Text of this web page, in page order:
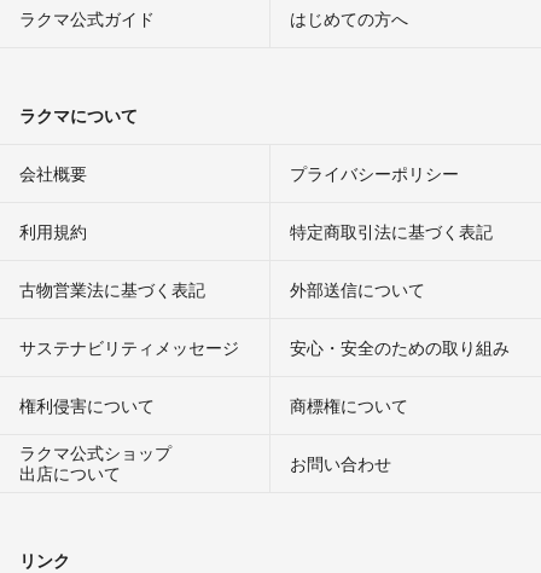
ラクマ公式ガイド はじめての方へ
ラクマについて
会社概要 プライバシーポリシー
利用規約 特定商取引法に基づく表記
古物営業法に基づく表記 外部送信について
サステナビリティメッセージ 安心・安全のための取り組み
権利侵害について
商標権について
ラクマ公式ショップ
出店について
お問い合わせ
リンク